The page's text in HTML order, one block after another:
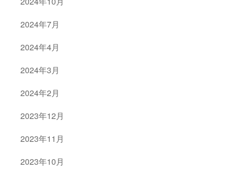
2024年7月
2024年4月
2024年3月
2024年2月
2023年12月
2023年11月
2023年10月